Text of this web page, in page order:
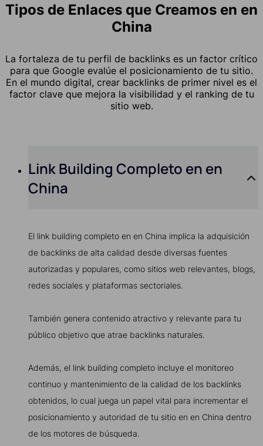
Tipos de Enlaces que Creamos en en
China
La fortaleza de tu perfil de backlinks es un factor crítico
para que Google evalúe el posicionamiento de tu sitio.
En el mundo digital, crear backlinks de primer nivel es el
factor clave que mejora la visibilidad y el ranking de tu
sitio web.
Link Building Completo en en
China
El link building completo en en China implica la adquisición
de backlinks de alta calidad desde diversas fuentes
autorizadas y populares, como sitios web relevantes, blogs,
redes sociales y plataformas sectoriales.
También genera contenido atractivo y relevante para tu
público objetivo que atrae backlinks naturales.
Además, el link building completo incluye el monitoreo
continuo y mantenimiento de la calidad de los backlinks
obtenidos, lo cual juega un papel vital para incrementar el
posicionamiento y autoridad de tu sitio en en China dentro
de los motores de búsqueda.